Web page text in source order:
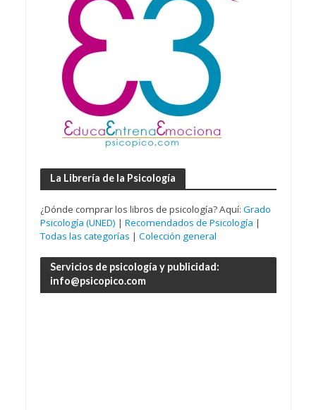
La Librería de la Psicología
¿Dónde comprar los libros de psicología? Aquí: Grado
Psicología (UNED) | Recomendados de Psicología |
Todas las categorías | Colección general
Servicios de psicología y publicidad:
info@psicopico.com